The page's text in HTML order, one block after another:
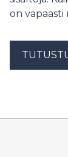
on vapaasti